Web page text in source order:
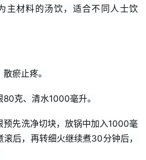
主材料的汤饮，适合不同人士饮
瘀止疼。
80克、清水1000毫升。
预先洗净切块，放锅中加入1000毫
后，再转细火继续煮30分钟后，